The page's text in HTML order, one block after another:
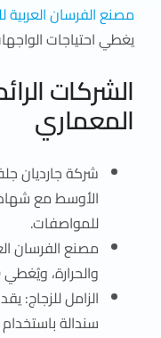
مصنع الفرسان العربية
يغطي احتياجات
الشركات
المعماري
شركة جارديان
الأوسط مع
للمواصفات.
مصنع الفرسان
والحرارة، ويُغطي 40% من السوق المحلي.
الزامل للزجاج:
سندالة باستخدام